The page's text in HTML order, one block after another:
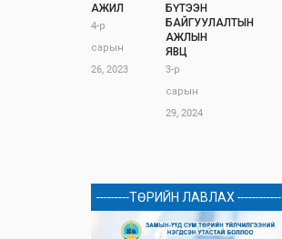
АЖИЛ
4-р
сарын
26, 2023
БҮТЭЭН
БАЙГУУЛАЛТЫН
АЖЛЫН
ЯВЦ
3-р
сарын
29, 2024
---------ТӨРИЙН ЛАВЛАХ ------------